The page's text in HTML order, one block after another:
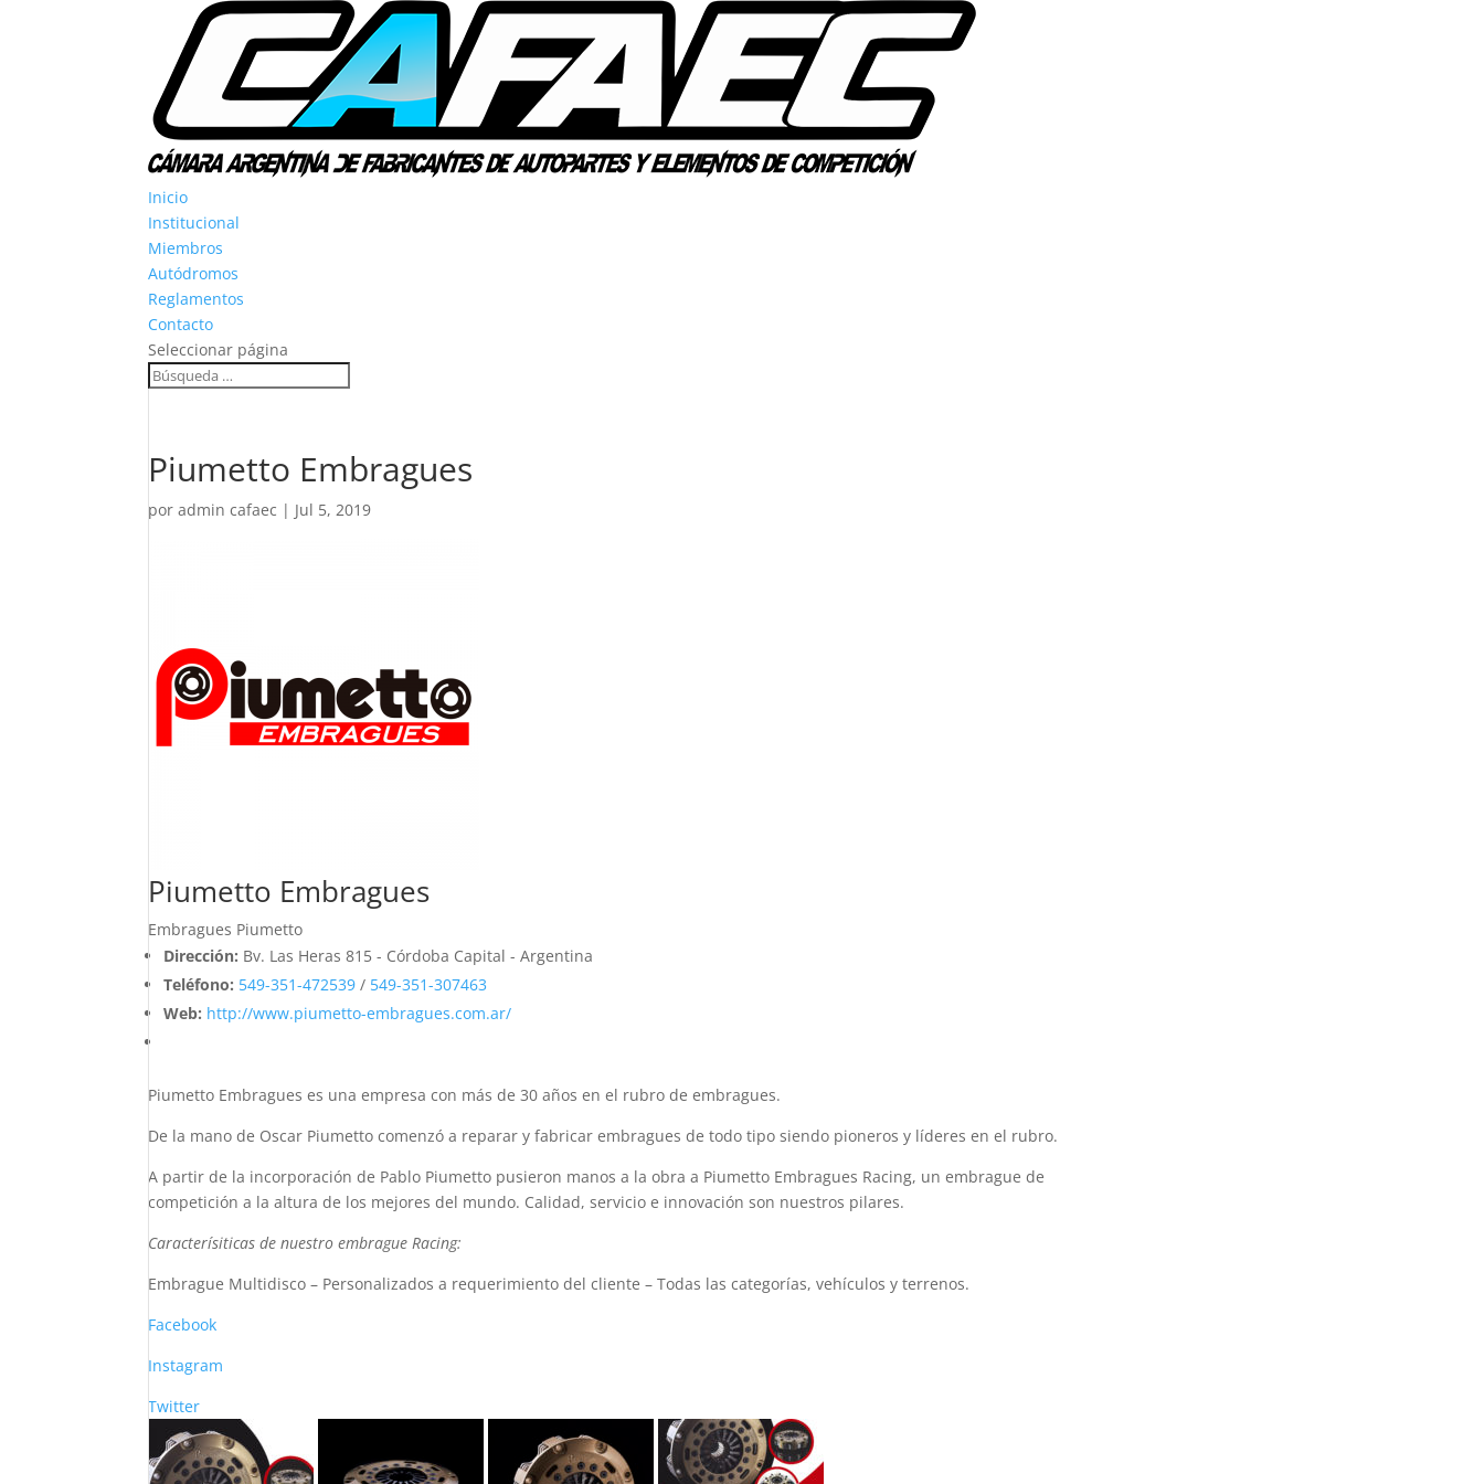
Inicio
Institucional
Miembros
Autódromos
Reglamentos
Contacto
Seleccionar página
Piumetto Embragues
poradmin cafaec | Jul 5, 2019
Piumetto Embragues
Embragues Piumetto
Dirección: Bv. Las Heras 815 - Córdoba Capital - Argentina
Teléfono: 549-351-472539 / 549-351-307463
Web: http://www.piumetto-embragues.com.ar/
Piumetto Embragues es una empresa con más de 30 años en el rubro de embragues.
De la mano de Oscar Piumetto comenzó a reparar y fabricar embragues de todo tipo siendo pioneros y líderes en el rubro.
A partir de la incorporación de Pablo Piumetto pusieron manos a la obra a Piumetto Embragues Racing, un embrague de
competición a la altura de los mejores del mundo. Calidad, servicio e innovación son nuestros pilares.
Caracterísiticas de nuestro embrague Racing:
Embrague Multidisco – Personalizados a requerimiento del cliente – Todas las categorías, vehículos y terrenos.
Facebook
Instagram
Twitter